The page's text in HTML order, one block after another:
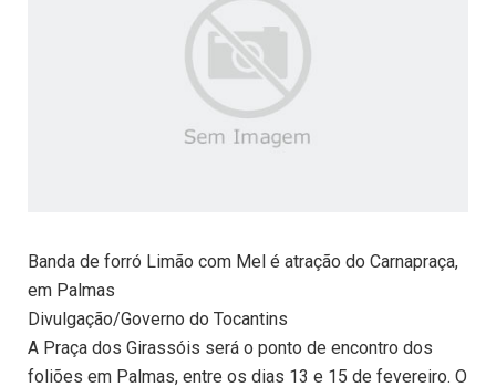
Banda de forró Limão com Mel é atração do Carnapraça,
em Palmas
Divulgação/Governo do Tocantins
A Praça dos Girassóis será o ponto de encontro dos
foliões em Palmas, entre os dias 13 e 15 de fevereiro. O